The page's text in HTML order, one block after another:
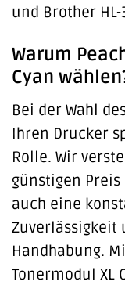
und Brother HL-
Warum
Cyan
Bei der Wahl
Ihren Drucker
Rolle. Wir
günstigen
auch eine
Zuverlässigkeit
Handhabung.
Tonermodul XL